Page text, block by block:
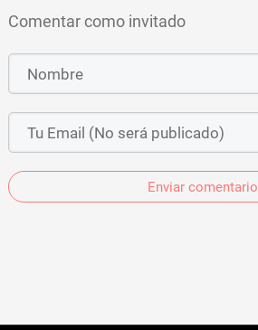
Comentar como invitado
Enviar comentario